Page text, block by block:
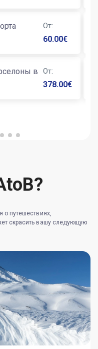
От:
60.00€
в
От:
378.00€
о путешествиях,
скрасить вашу следующую